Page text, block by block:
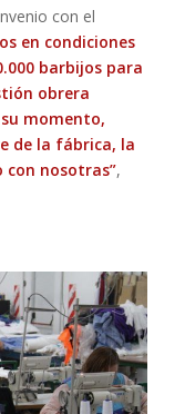
con el
en condiciones
barbijos para
obrera
momento,
de la fábrica, la
con nosotras”,